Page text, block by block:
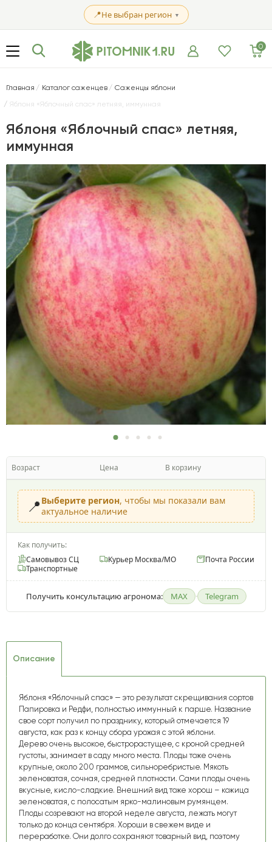
📍Не выбран регион ▼
0
Главная Каталог саженцев
Саженцы яблони
Яблоня «Яблочный спас» летняя, иммунная
Яблоня «Яблочный спас» летняя,
иммунная
Возраст Цена В корзину
📍 Выберите регион, чтобы мы показали вам
актуальное наличие
Как получить:
Самовывоз СЦ
Курьер Москва/МО
Почта России
Транспортные
Получить консультацию агронома: MAX · Telegram
Описание
Яблоня «Яблочный спас» — это результат скрещивания сортов
Папировка и Редфи, полностью иммунный к парше. Название
свое сорт получил по празднику, который отмечается 19
августа, как раз к концу сбора урожая с этой яблони.
Дерево очень высокое, быстрорастущее, с кроной средней
густоты, занимает в саду много места. Плоды тоже очень
крупные, около 200 граммов, сильноребристые. Мякоть
зеленоватая, сочная, средней плотности. Сами плоды очень
вкусные, кисло-сладкие. Внешний вид тоже хорош – кожица
зеленоватая, с полосатым ярко-малиновым румянцем.
Плоды созревают на второй неделе августа, лежать могут
только до конца сентября. Хороши в свежем виде и
переработке. Они долго сохраняют товарный вид, поэтому